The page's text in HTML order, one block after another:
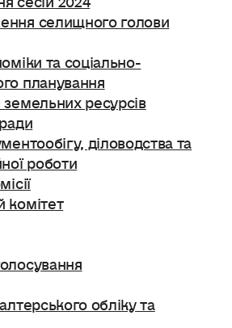
селищного голови
та соціально-
планування
ресурсів
діловодства та
роботи
комітет
обліку та